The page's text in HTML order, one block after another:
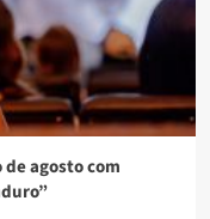
agosto com